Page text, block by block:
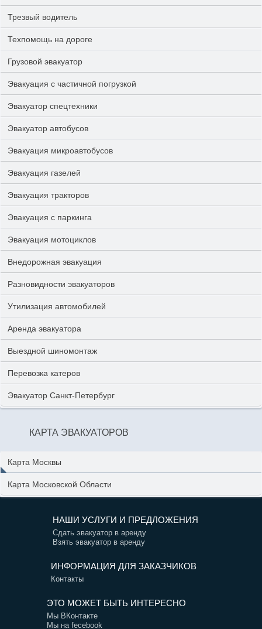
Трезвый водитель
Техпомощь на дороге
Грузовой эвакуатор
Эвакуация с частичной погрузкой
Эвакуатор спецтехники
Эвакуатор автобусов
Эвакуация микроавтобусов
Эвакуация газелей
Эвакуация тракторов
Эвакуация с паркинга
Эвакуация мотоциклов
Внедорожная эвакуация
Разновидности эвакуаторов
Утилизация автомобилей
Аренда эвакуатора
Выездной шиномонтаж
Перевозка катеров
Эвакуатор Санкт-Петербург
КАРТА ЭВАКУАТОРОВ
Карта Москвы
Карта Московской Области
НАШИ УСЛУГИ И ПРЕДЛОЖЕНИЯ
Сдать эвакуатор в аренду
Взять эвакуатор в аренду
ИНФОРМАЦИЯ ДЛЯ ЗАКАЗЧИКОВ
Контакты
ЭТО МОЖЕТ БЫТЬ ИНТЕРЕСНО
Мы ВКонтакте
Мы на fecebook